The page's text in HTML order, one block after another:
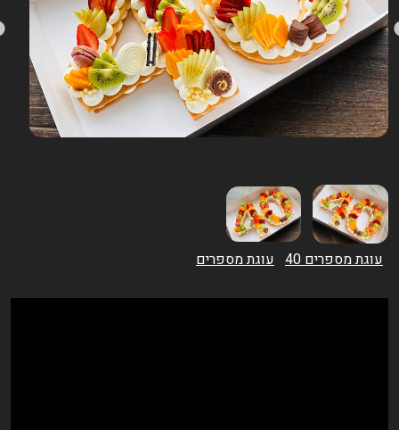
עוגת מספרים 40 עוגת מספרים